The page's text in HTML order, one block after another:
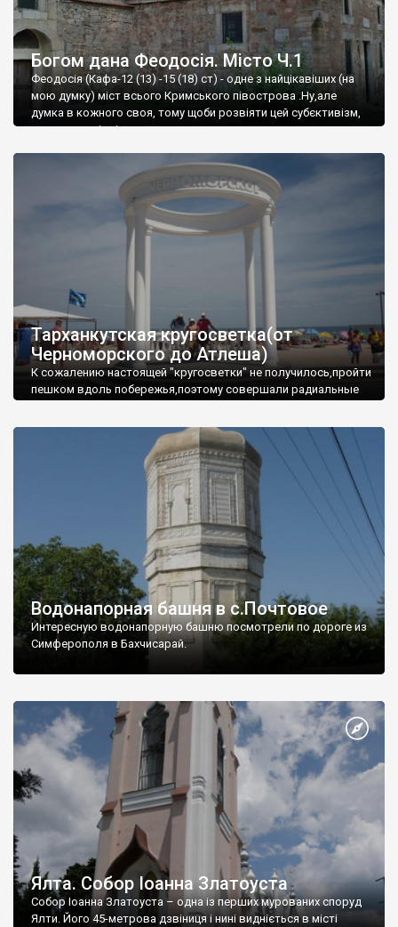
Богом дана Феодосія. Місто Ч.1
Феодосія (Кафа-12 (13) -15 (18) ст) - одне з найцікавіших (на
мою думку) міст всього Кримського півострова .Ну,але
думка в кожного своя, тому щоби розвіяти цей субєктивізм,
запрошую відвідати це
Тарханкутская кругосветка(от
Черноморского до Атлеша)
К сожалению настоящей "кругосветки" не получилось,пройти
пешком вдоль побережья,поэтому совершали радиальные
Водонапорная башня в с.Почтовое
Интересную водонапорную башню посмотрели по дороге из
Симферополя в Бахчисарай.
Ялта. Собор Іоанна Златоуста
Собор Іоанна Златоуста – одна із перших мурованих споруд
Ялти. Його 45-метрова дзвіниця і нині видніється в місті